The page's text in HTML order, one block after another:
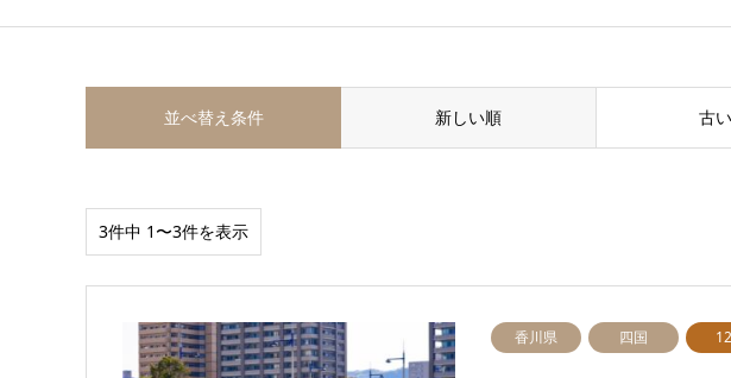
並べ替え条件 新しい順 古
3件中 1〜3件を表示
香川県 四国